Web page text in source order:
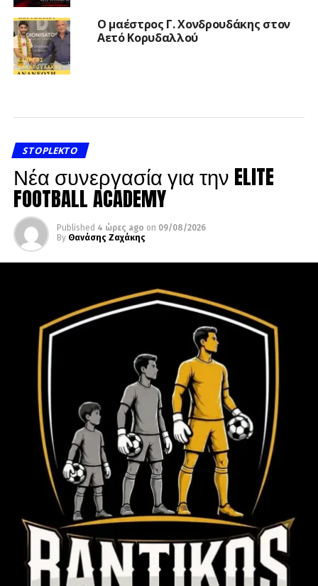
Ο μαέστρος Γ. Χονδρουδάκης στον
Αετό Κορυδαλλού
STOPLEKTO
Νέα συνεργασία για την ELITE
FOOTBALL ACADEMY
Published 4 ώρες ago on 09/08/2026
By Θανάσης Ζαχάκης